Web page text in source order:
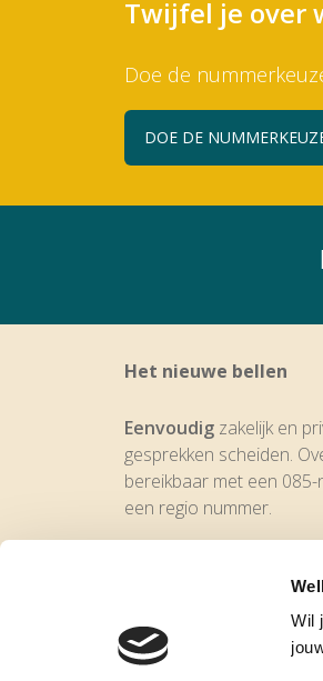
Wil
Twijfel je over
Doe de
DOE DE
Het nieuwe bellen
Eenvoudig zakelijk en
gesprekken scheiden.
bereikbaar met een
een regio nummer.
Al bereikbaar vanaf€
Bellen/appen/
zakelijk nummer